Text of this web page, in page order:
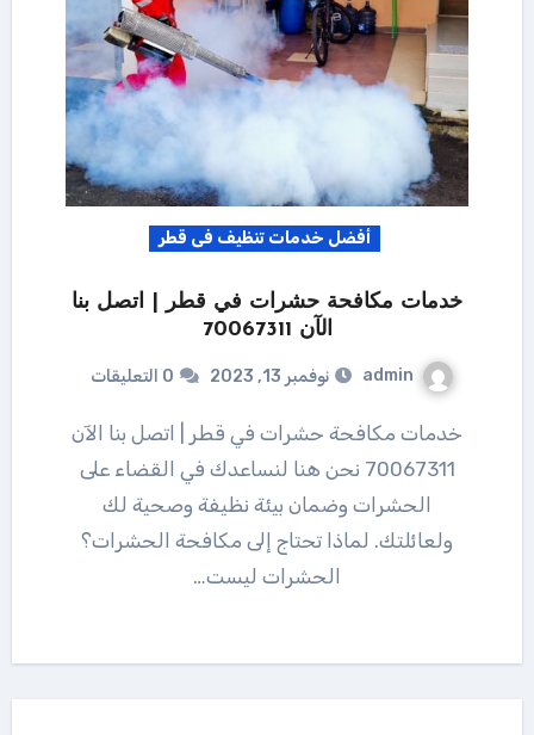
أفضل خدمات تنظيف فى قطر
خدمات مكافحة حشرات في قطر | اتصل بنا
الآن 70067311
admin نوفمبر 13, 2023 0 التعليقات
خدمات مكافحة حشرات في قطر | اتصل بنا الآن
70067311 نحن هنا لنساعدك في القضاء على
الحشرات وضمان بيئة نظيفة وصحية لك
ولعائلتك. لماذا تحتاج إلى مكافحة الحشرات؟
الحشرات ليست…